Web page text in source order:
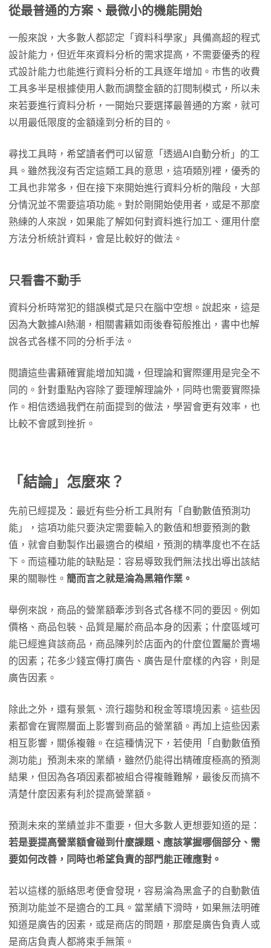
從最普通的方案、最微小的機能開始
一般來說，大多數人都認定「資料科學家」具備高超的程式
設計能力，但近年來資料分析的需求提高，不需要優秀的程
式設計能力也能進行資料分析的工具逐年增加。市售的收費
工具多半是根據使用人數而調整金額的訂閱制模式，所以未
來若要進行資料分析，一開始只要選擇最普通的方案，就可
以用最低限度的金額達到分析的目的。
尋找工具時，希望讀者們可以留意「透過AI自動分析」的工
具。雖然我沒有否定這類工具的意思，這項類別裡，優秀的
工具也非常多，但在接下來開始進行資料分析的階段，大部
分情況並不需要這項功能。對於剛開始使用者，或是不那麼
熟練的人來說，如果能了解如何對資料進行加工、運用什麼
方法分析統計資料，會是比較好的做法。
只看書不動手
資料分析時常犯的錯誤模式是只在腦中空想。說起來，這是
因為大數據AI熱潮，相關書籍如雨後春筍般推出，書中也解
說各式各樣不同的分析手法。
閱讀這些書籍確實能增加知識，但理論和實際運用是完全不
同的。針對重點內容除了要理解理論外，同時也需要實際操
作。相信透過我們在前面提到的做法，學習會更有效率，也
比較不會感到挫折。
「結論」怎麼來？
先前已經提及：最近有些分析工具附有「自動數值預測功
能」，這項功能只要決定需要輸入的數值和想要預測的數
值，就會自動製作出最適合的模組，預測的精準度也不在話
下。而這種功能的缺點是：容易導致我們無法找出導出該結
果的關聯性。 簡而言之就是淪為黑箱作業。
舉例來說，商品的營業額牽涉到各式各樣不同的要因。例如
價格、商品包裝、品質是屬於商品本身的因素；什麼區域可
能已經進貨該商品，商品陳列於店面內的什麼位置屬於賣場
的因素；花多少錢宣傳打廣告、廣告是什麼樣的內容，則是
廣告因素。
除此之外，還有景氣、流行趨勢和稅金等環境因素。這些因
素都會在實際層面上影響到商品的營業額。再加上這些因素
相互影響，關係複雜。在這種情況下，若使用「自動數值預
測功能」預測未來的業績，雖然仍能得出精確度極高的預測
結果，但因為各項因素都被組合得複雜難解，最後反而搞不
清楚什麼因素有利於提高營業額。
預測未來的業績並非不重要，但大多數人更想要知道的是：
若是要提高營業額會碰到什麼課題、應該掌握哪個部分、需
要如何改善，同時也希望負責的部門能正確應對。
若以這樣的脈絡思考便會發現，容易淪為黑盒子的自動數值
預測功能並不是適合的工具。當業績下滑時，如果無法明確
知道是廣告的因素，或是商店的問題，那麼是廣告負責人或
是商店負責人都將束手無策。